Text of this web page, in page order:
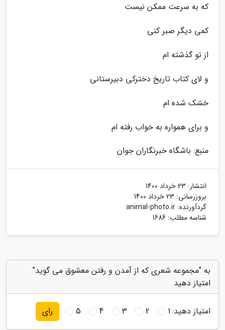
که به سرعت ممکن نیست
کمی دیگر صبر کنی
از تو گذشته ام
و لای کتاب تاریخ دخترکی دبیرستانی
خشک شده ام
و برای همواره به خواب رفته ام
منبع: باشگاه خبرنگاران جوان
انتشار: 23 خرداد 1400
بروزرسانی: 23 خرداد 1400
گردآورنده: animal-photo.ir
شناسه مطلب: 1686
به "مجموعه شعری که از آمدن و رفتن معشوق می گوید"
امتیاز دهید
امتیاز دهید:1
2
3
4
5 رای